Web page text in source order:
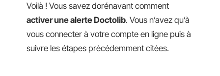
Voilà ! Vous savez dorénavant comment
activer une alerte Doctolib. Vous n’avez qu’à
vous connecter à votre compte en ligne puis à
suivre les étapes précédemment citées.